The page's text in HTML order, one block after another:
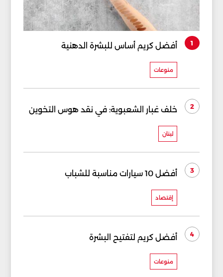
1 أفضل كريم أساس للبشرة الدهنية
منوعات
2 خلف غبار الشعبوية: في نقد هوس التخوين
لبنان
3 أفضل 10 سيارات مناسبة للشباب
إقتصاد
4 أفضل كريم لتفتيح البشرة
منوعات